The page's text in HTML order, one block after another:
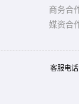
商务合
媒资合
客服电